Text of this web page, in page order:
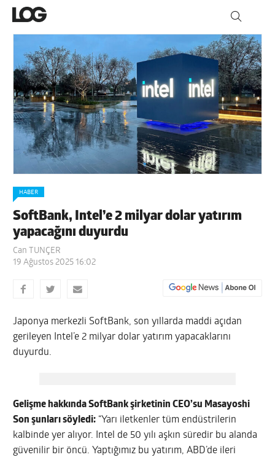
HABER
SoftBank, Intel’e 2 milyar dolar yatırım
yapacağını duyurdu
Can TUNÇER
19 Ağustos 2025 16:02
Japonya merkezli SoftBank, son yıllarda maddi açıdan
gerileyen Intel’e 2 milyar dolar yatırım yapacaklarını
duyurdu.
Gelişme hakkında SoftBank şirketinin CEO’su Masayoshi
Son şunları söyledi: “Yarı iletkenler tüm endüstrilerin
kalbinde yer alıyor. Intel de 50 yılı aşkın süredir bu alanda
güvenilir bir öncü. Yaptığımız bu yatırım, ABD’de ileri